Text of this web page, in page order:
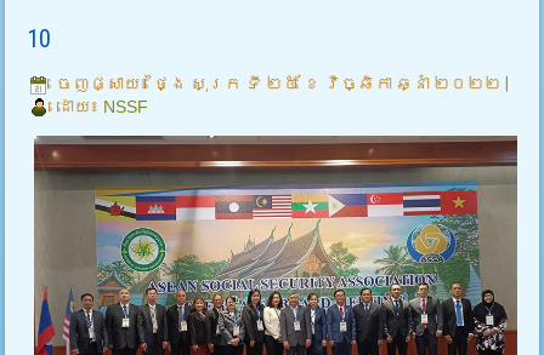
10
ចេញផ្សាយ៖ ថ្ងៃ សុក្រ ទី ២៥ ខែ វិច្ឆិកា ឆ្នាំ ២០២២
ដោយ៖ NSSF